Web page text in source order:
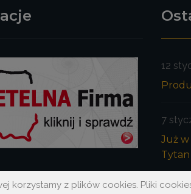
korzystamy z plików cookies. Pliki
12
7
Już w
Tytan